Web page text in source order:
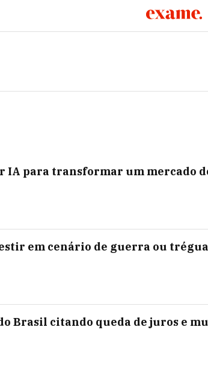
IA para transformar um mercado
em cenário de guerra ou
Brasil citando queda de juros e